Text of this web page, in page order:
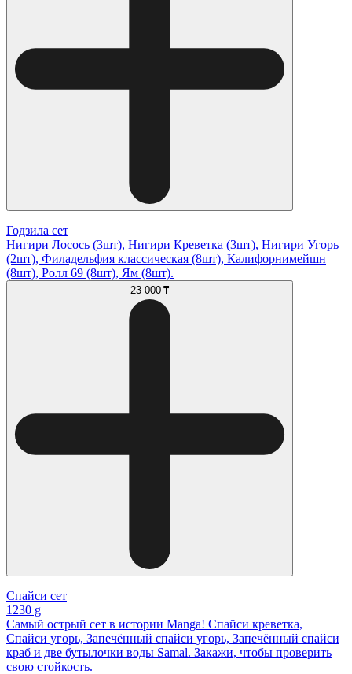
Годзила сет
Нигири Лосось (3шт), Нигири Креветка (3шт), Нигири Угорь
(2шт), Филадельфия классическая (8шт), Калифорнимейшн
(8шт), Ролл 69 (8шт), Ям (8шт).
23 000 ₸
Спайси сет
1230 g
Самый острый сет в истории Manga! Спайси креветка,
Спайси угорь, Запечённый спайси угорь, Запечённый спайси
краб и две бутылочки воды Samal. Закажи, чтобы проверить
свою стойкость.